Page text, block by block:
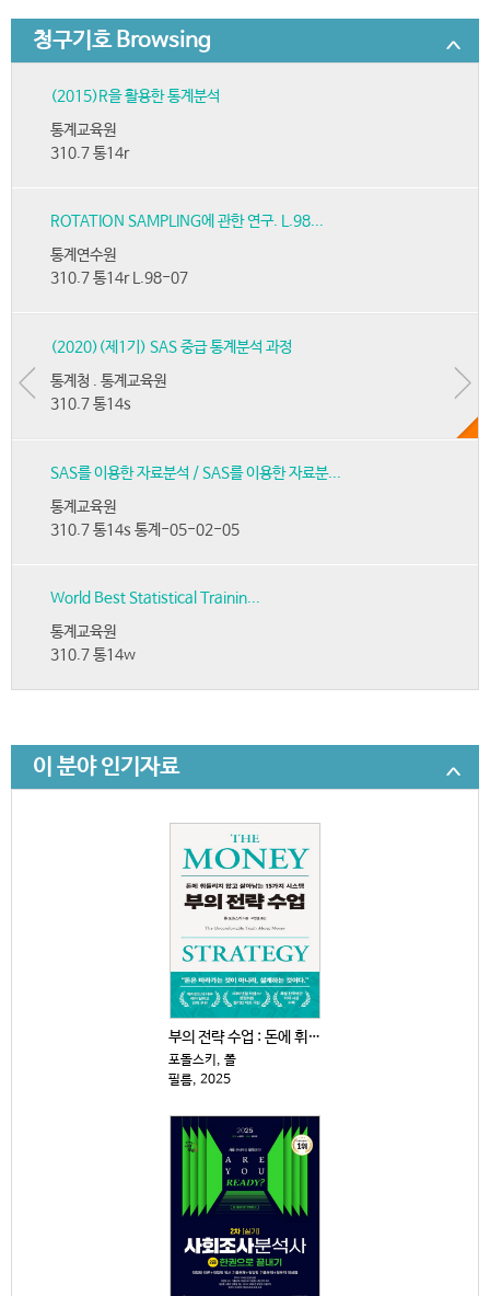
청구기호 Browsing
(2015)R을 활용한 통계분석
통계교육원
310.7 통14r
ROTATION SAMPLING에 관한 연구. L.98...
통계연수원
310.7 통14r L.98-07
(2020)(제1기) SAS 중급 통계분석 과정
통계청 . 통계교육원
310.7 통14s
SAS를 이용한 자료분석 / SAS를 이용한 자료분...
통계교육원
310.7 통14s 통계-05-02-05
World Best Statistical Trainin...
통계교육원
310.7 통14w
이 분야 인기자료
부의 전략 수업 : 돈에 휘둘리지 않고 살아남는 15가...
포돌스키, 폴
필름, 2025